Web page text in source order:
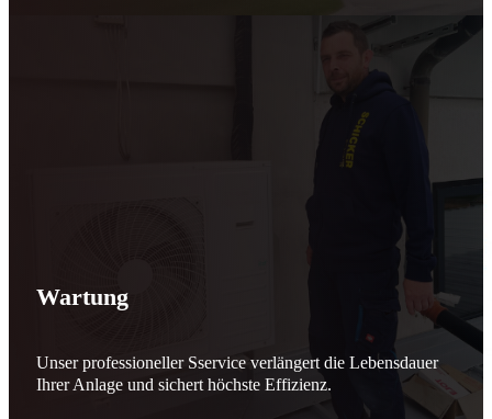
Wartung
Unser professioneller Sservice verlängert die Lebensdauer
Ihrer Anlage und sichert höchste Effizienz.